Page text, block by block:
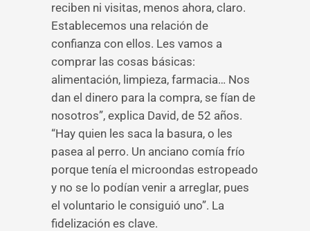
reciben ni visitas, menos ahora, claro.
Establecemos una relación de
confianza con ellos. Les vamos a
comprar las cosas básicas:
alimentación, limpieza, farmacia… Nos
dan el dinero para la compra, se fían de
nosotros”, explica David, de 52 años.
“Hay quien les saca la basura, o les
pasea al perro. Un anciano comía frío
porque tenía el microondas estropeado
y no se lo podían venir a arreglar, pues
el voluntario le consiguió uno”. La
fidelización es clave.